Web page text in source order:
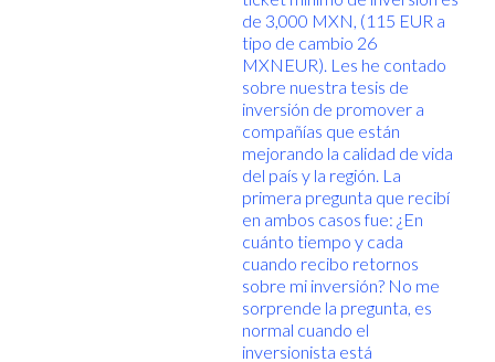
de 3,000 MXN, (115 EUR a
tipo de cambio 26
MXNEUR). Les he contado
sobre nuestra tesis de
inversión de promover a
compañías que están
mejorando la calidad de vida
del país y la región. La
primera pregunta que recibí
en ambos casos fue: ¿En
cuánto tiempo y cada
cuando recibo retornos
sobre mi inversión? No me
sorprende la pregunta, es
normal cuando el
inversionista está